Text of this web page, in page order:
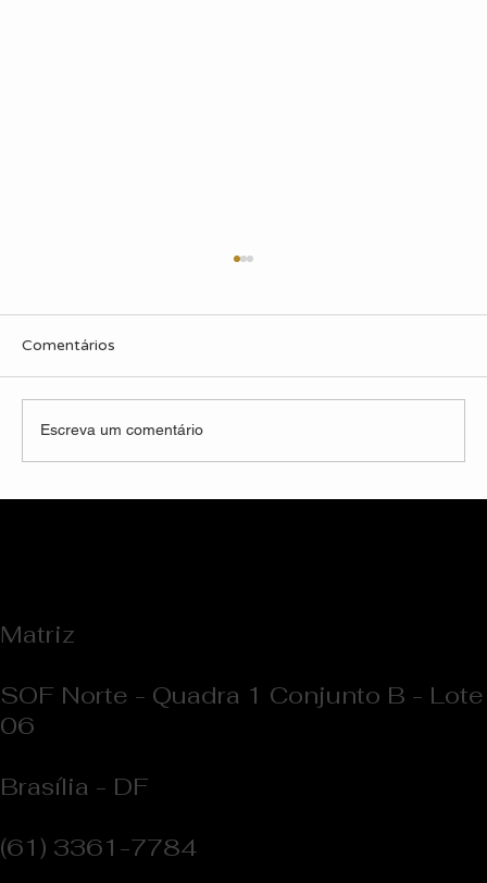
Comentários
Escreva um comentário
Matriz
SOF Norte - Quadra 1 Conjunto B - Lote
06
Brasília - DF
(61) 3361-7784